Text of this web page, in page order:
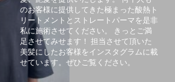
のお客様に提供してきた極まった酸熱ト
リートメントとストレートパーマを是非
私に施術させてください。 きっとご満
足させてみせます！ 担当させて頂いた
美髪にしたお客様をインスタグラムに載
せています。ぜひご覧ください。